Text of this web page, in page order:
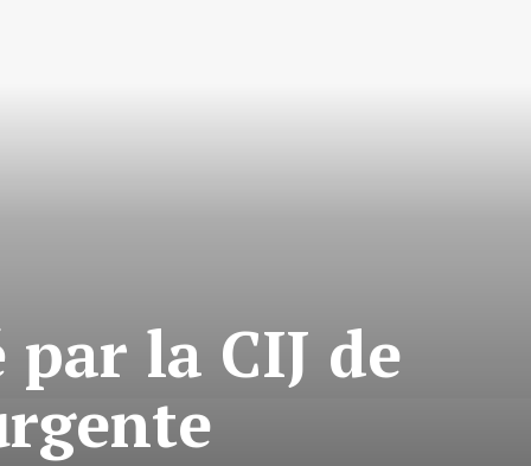
la CIJ de